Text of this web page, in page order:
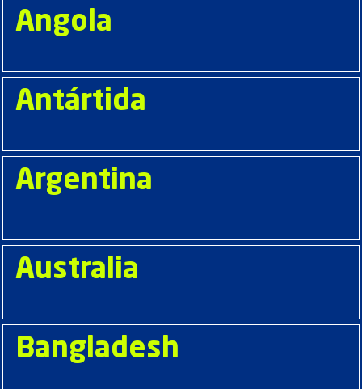
Angola
Antártida
Argentina
Australia
Bangladesh